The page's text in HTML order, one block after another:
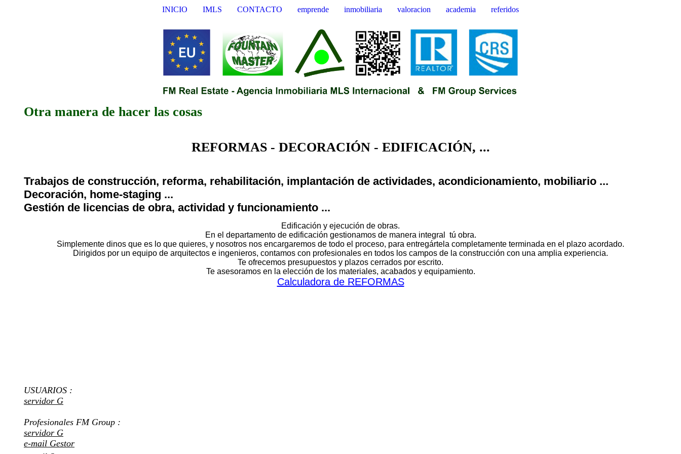
INICIO IMLS CONTACTO emprende inmobiliaria valoracion academia referidos
Otra manera de hacer las cosas
REFORMAS - DECORACIÓN - EDIFICACIÓN, ...
Trabajos de construcción, reforma, rehabilitación, implantación de actividades, acondicionamiento, mobiliario ...
Decoración, home-staging ...
Gestión de licencias de obra, actividad y funcionamiento ...
Edificación y ejecución de obras.
En el departamento de edificación gestionamos de manera integral tú obra.
Simplemente dinos que es lo que quieres, y nosotros nos encargaremos de todo el proceso, para entregártela completamente terminada en el plazo acordado.
Dirigidos por un equipo de arquitectos e ingenieros, contamos con profesionales en todos los campos de la construcción con una amplia experiencia.
Te ofrecemos presupuestos y plazos cerrados por escrito.
Te asesoramos en la elección de los materiales, acabados y equipamiento.
Calculadora de REFORMAS
USUARIOS :
servidor G
Profesionales FM Group :
servidor G
e-mail Gestor